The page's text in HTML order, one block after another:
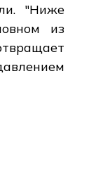
"Ниже
из